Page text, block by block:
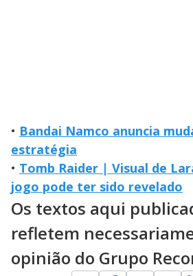
• Bandai Namco anuncia
estratégia
• Tomb Raider | Visual de
jogo pode ter sido revelado
Os textos aqui
refletem
opinião do Grupo